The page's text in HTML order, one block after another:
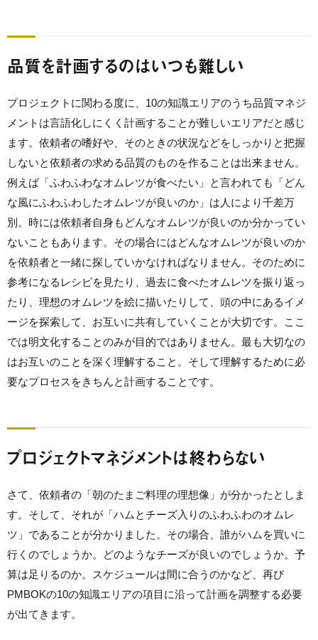
品質を計画するのはいつも難しい
プロジェクトに関わる度に、10の知識エリアのうち品質マネジ
メントは言語化しにくく計画することが難しいエリアだと感じ
ます。依頼者の嗜好や、そのときの状況などをしっかりと把握
しないと依頼者の求める品質のものを作ることは出来ません。
例えば「ふわふわなオムレツが食べたい」と言われても「どん
な風にふわふわしたオムレツが良いのか」は人により千差万
別。時には依頼者自身もどんなオムレツが良いのか分かってい
ないこともあります。その場合にはどんなオムレツが良いのか
を依頼者と一緒に探していかなければなりません。そのために
参考になるレシピを見たり、過去に食べたオムレツを振り返っ
たり、理想のオムレツを絵に描いたりして、頭の中にあるイメ
ージを探索して、お互いに共有していくことが大切です。ここ
では明文化することのみが目的ではありません。最も大切なの
はお互いのことを深く理解すること。そして理解するために必
要なプロセスをきちんと計画することです。
プロジェクトマネジメントは終わらない
さて、依頼者の「朝のたまご料理の理想像」が分かったとしま
す。そして、それが「ハムとチーズ入りのふわふわのオムレ
ツ」であることが分かりました。その場合、誰がハムを買いに
行くのでしょうか。どのようなチーズが良いのでしょうか。予
算は足りるのか。スケジュールは間に合うのかなど、再び
PMBOKの10の知識エリアの項目に沿って計画を調整する必要
が出てきます。